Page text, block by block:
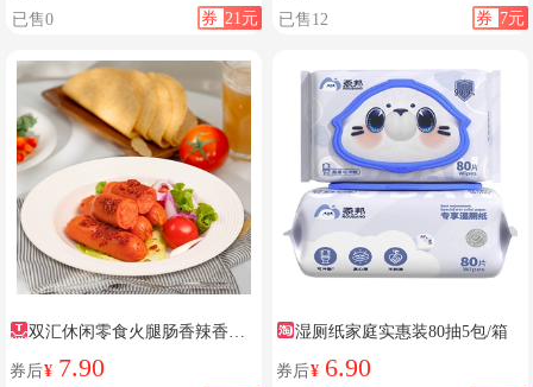
券 21元
已售0 券 7元
已售12
双汇休闲零食火腿肠香辣香脆
肠
券后¥ 7.90
湿厕纸家庭实惠装80抽5包/箱
券后¥ 6.90